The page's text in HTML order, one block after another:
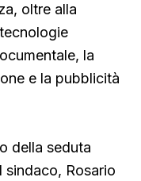
oltre alla
la
e la pubblicità
della seduta
sindaco, Rosario